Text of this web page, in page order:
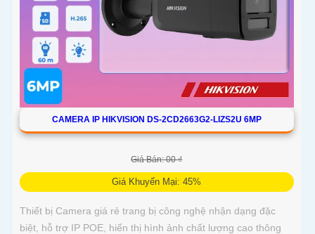
CAMERA IP HIKVISION DS-2CD2663G2-LIZS2U 6MP
Giá Bán: 00 ₫
Giá Khuyến Mại: 45%
Thiết bị Camera giá rẻ trang bị công nghệ nhận dạng đặc
biệt, hỗ trợ IP POE, hiển thị hình ảnh chất lượng cao thông